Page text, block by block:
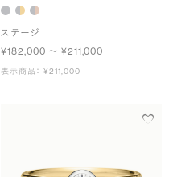
ステージ
¥182,000 〜 ¥211,000
表示商品： ¥211,000